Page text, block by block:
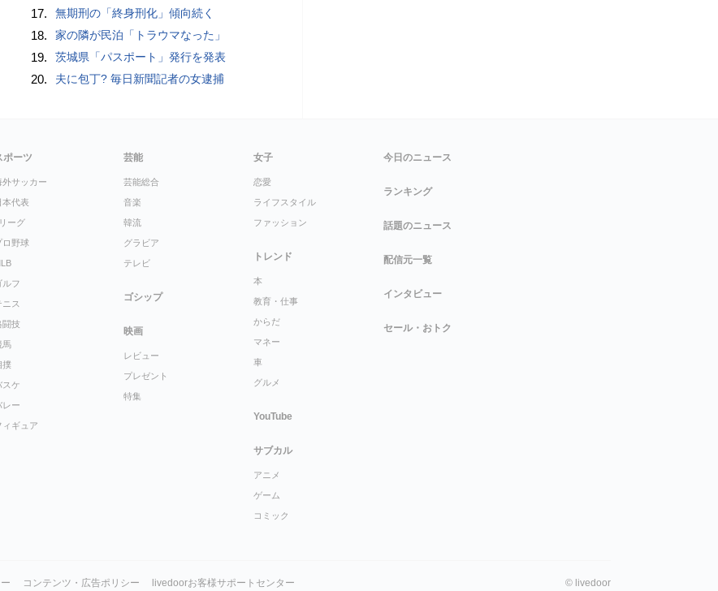
17. 無期刑の「終身刑化」傾向続く
18. 家の隣が民泊「トラウマなった」
19. 茨城県「パスポート」発行を発表
20. 夫に包丁? 毎日新聞記者の女逮捕
ポーツ
外サッカー
本代表
ーグ
ロ野球
ルフ
ニス
闘技
馬
撲
スケ
レー
ィギュア
芸能
芸能総合
音楽
韓流
グラビア
テレビ
ゴシップ
映画
レビュー
プレゼント
特集
女子
恋愛
ライフスタイル
ファッション
トレンド
本
教育・仕事
からだ
マネー
車
グルメ
YouTube
サブカル
アニメ
ゲーム
コミック
今日のニュース
ランキング
話題のニュース
配信元一覧
インタビュー
セール・おトク
コンテンツ・広告ポリシー livedoorお客様サポートセンター © livedoor